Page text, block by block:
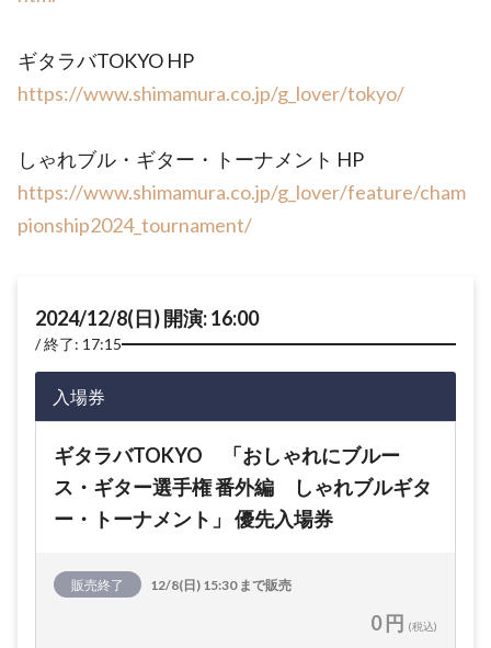
ギタラバTOKYO HP
https://www.shimamura.co.jp/g_lover/tokyo/
しゃれブル・ギター・トーナメント HP
https://www.shimamura.co.jp/g_lover/feature/cham
pionship2024_tournament/
2024/12/8(日) 開演: 16:00
終了: 17:15
入場券
ギタラバTOKYO 「おしゃれにブルー
ス・ギター選手権 番外編 しゃれブルギタ
ー・トーナメント」 優先入場券
販売終了 12/8(日) 15:30 まで販売
0 円 (税込)